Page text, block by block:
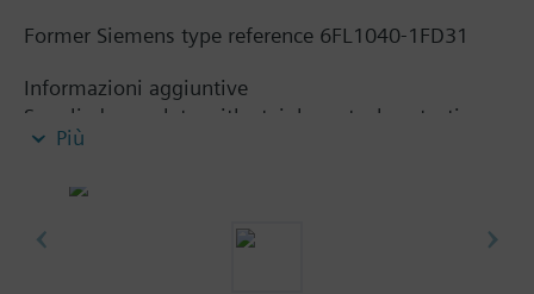
Former Siemens type reference 6FL1040-1FD31
Informazioni aggiuntive
Supplied complete with stainless steel protection
pocket.
Più